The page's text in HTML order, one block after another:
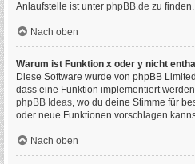
Anlaufstelle ist unter phpBB.de zu finden.
Nach oben
Warum ist Funktion x oder y nicht
Diese Software wurde von phpBB
dass eine Funktion implementiert
phpBB Ideas, wo du deine Stimme für
oder neue Funktionen vorschlagen
Nach oben